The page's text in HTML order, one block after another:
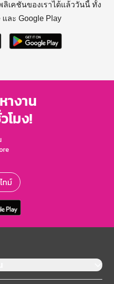
ลิเคชันของเราได้แล้ววันนี้ ทั้ง
และ Google Play
างาน
โมง!
ทม์